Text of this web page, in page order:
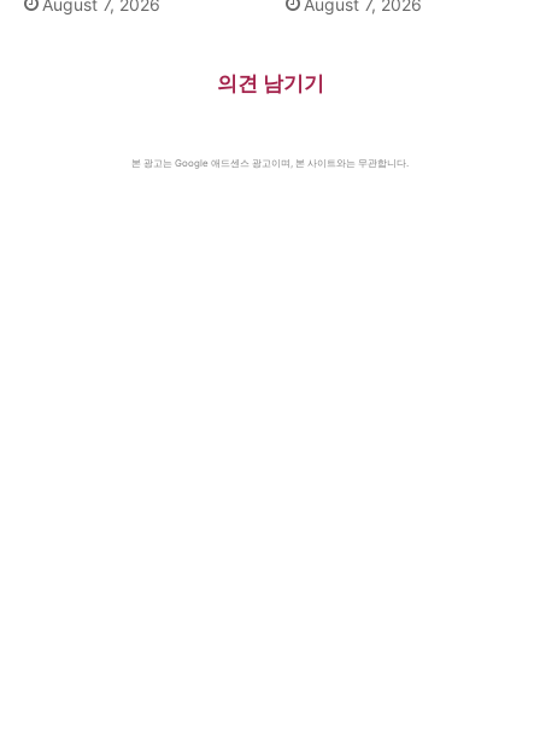
August 7, 2026 August 7, 2026
의견 남기기
본 광고는 Google 애드센스 광고이며, 본 사이트와는 무관합니다.